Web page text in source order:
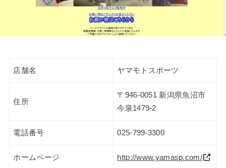
店舗名 ヤマモトスポーツ
住所
〒946-0051 新潟県魚沼市
今泉1479-2
電話番号 025-799-3300
ホームページ http://www.yamasp.com/